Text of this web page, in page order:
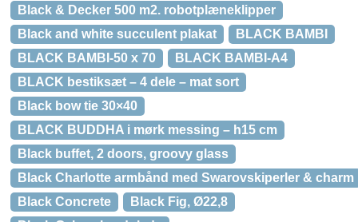
Black & Decker 500 m2. robotplæneklipper
Black and white succulent plakat
BLACK BAMBI
BLACK BAMBI-50 x 70
BLACK BAMBI-A4
BLACK bestiksæt – 4 dele – mat sort
Black bow tie 30×40
BLACK BUDDHA i mørk messing – h15 cm
Black buffet, 2 doors, groovy glass
Black Charlotte armbånd med Swarovskiperler & charm
Black Concrete
Black Fig, Ø22,8